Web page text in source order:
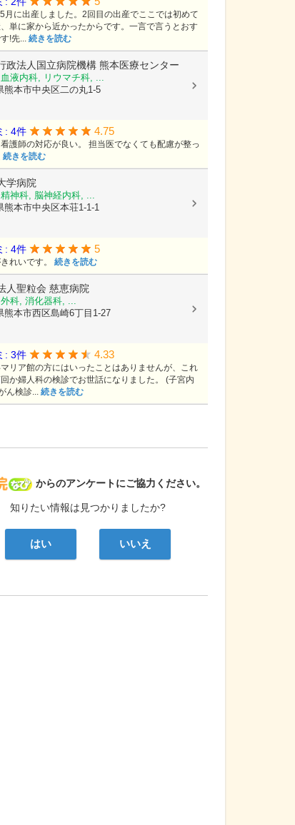
病院なび
からのアンケートにご協力ください。
知りたい情報は見つかりましたか?
はい いいえ
月に出産しました。2回目の出産でここでは初めて
単に家から近かったからです。一言で言うとおす
!先... 続きを読む
政法人国立病院機構 熊本医療センター
液内科, リウマチ科, ...
熊本市中央区二の丸1-5
: 4件 4.75
護師の対応が良い。 担当医でなくても配慮が整っ
続きを読む
学病院
神科, 脳神経内科, ...
熊本市中央区本荘1-1-1
: 4件 5
れいです。 続きを読む
人聖粒会 慈恵病院
科, 消化器科, ...
熊本市西区島崎6丁目1-27
: 3件 4.33
リア館の方にはいったことはありませんが、これ
か婦人科の検診でお世話になりました。 (子宮内
ん検診... 続きを読む